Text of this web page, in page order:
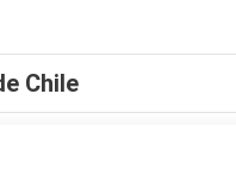
Chile